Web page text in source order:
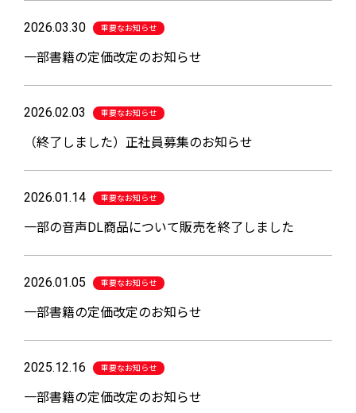
2026.03.30 重要なお知らせ
一部書籍の定価改定のお知らせ
2026.02.03 重要なお知らせ
（終了しました）正社員募集のお知らせ
2026.01.14 重要なお知らせ
一部の音声DL商品について販売を終了しました
2026.01.05 重要なお知らせ
一部書籍の定価改定のお知らせ
2025.12.16 重要なお知らせ
一部書籍の定価改定のお知らせ